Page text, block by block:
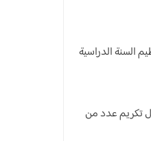
السنة الدراسية
تكريم عدد من